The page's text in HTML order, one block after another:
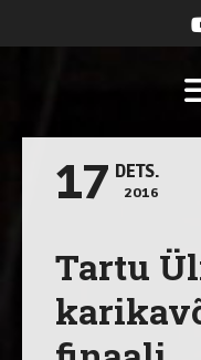
17 DETS.
2016
Tartu